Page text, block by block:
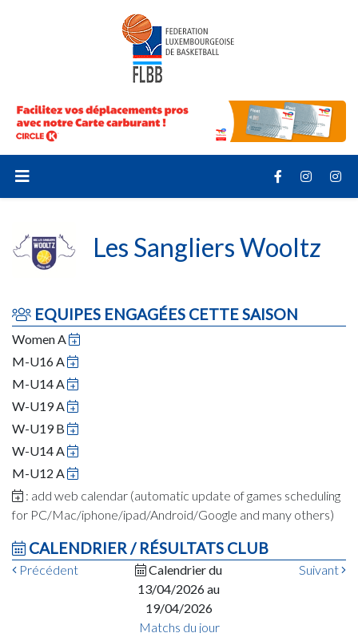
Les Sangliers Wooltz
EQUIPES ENGAGÉES CETTE SAISON
Women A
M-U16 A
M-U14 A
W-U19 A
W-U19 B
W-U14 A
M-U12 A
: add web calendar (automatic update of games scheduling
for PC/Mac/iphone/ipad/Android/Google and many others)
CALENDRIER / RÉSULTATS CLUB
Précédent
Calendrier du
13/04/2026 au
19/04/2026
Suivant
Matchs du jour